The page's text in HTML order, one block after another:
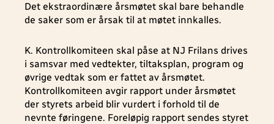
Det ekstraordinære årsmøtet skal bare behandle
de saker som er årsak til at møtet innkalles.
K. Kontrollkomiteen skal påse at NJ Frilans drives
i samsvar med vedtekter, tiltaksplan, program og
øvrige vedtak som er fattet av årsmøtet.
Kontrollkomiteen avgir rapport under årsmøtet
der styrets arbeid blir vurdert i forhold til de
nevnte føringene. Foreløpig rapport sendes styret